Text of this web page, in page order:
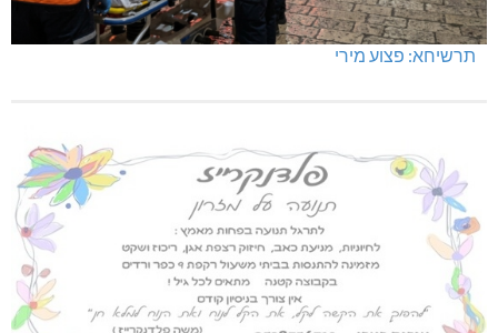
תרשיחא: פצוע מירי